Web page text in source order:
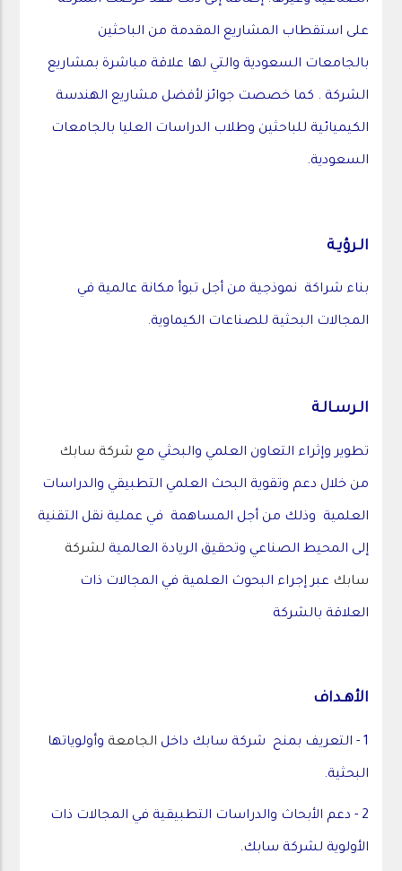
على استقطاب المشاريع المقدمة من الباحثين
بالجامعات السعودية والتي لها علاقة مباشرة بمشاريع
الشركة . كما خصصت جوائز لأفضل مشاريع الهندسة
الكيميائية للباحثين وطلاب الدراسات العليا بالجامعات
السعودية.
الـرؤيـة
بناء شراكة نموذجية من أجل تبوأ مكانة عالمية في
المجالات البحثية للصناعات الكيماوية.
الـرسـالـة
تطوير وإثراء التعاون العلمي والبحثي مع شركة سابك
من خلال دعم وتقوية البحث العلمي التطبيقي والدراسات
العلمية وذلك من أجل المساهمة في عملية نقل التقنية
إلى المحيط الصناعي وتحقيق الريادة العالمية لشركة
سابك عبر إجراء البحوث العلمية في المجالات ذات
العلاقة بالشركة
الأهـداف
1 - التعريف بمنح شركة سابك داخل الجامعة وأولوياتها
البحثية.
2 - دعم الأبحاث والدراسات التطبيقية في المجالات ذات
الأولوية لشركة سابك.